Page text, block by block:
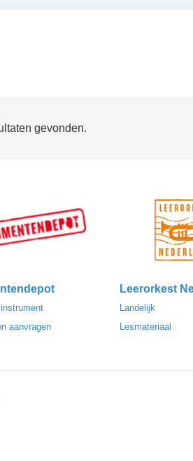
gevonden.
aanvragen
Leerorkest
Landelijk
Lesmateriaal